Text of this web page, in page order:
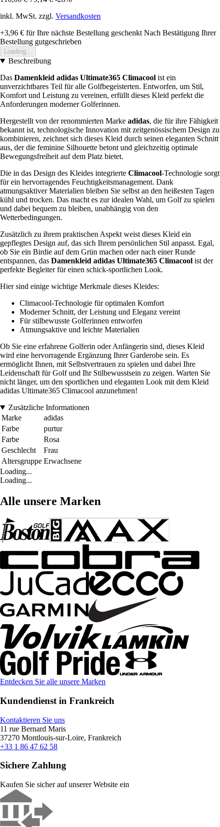
inkl. MwSt. zzgl. Versandkosten
+3,96 € für Ihre nächste Bestellung geschenkt Nach Bestätigung Ihrer
Bestellung gutgeschrieben
Loading...
Beschreibung
Das Damenkleid adidas Ultimate365 Climacool ist ein
unverzichtbares Teil für alle Golfbegeisterten. Entworfen, um Stil,
Komfort und Leistung zu vereinen, erfüllt dieses Kleid perfekt die
Anforderungen moderner Golferinnen.
Hergestellt von der renommierten Marke adidas, die für ihre Fähigkeit
bekannt ist, technologische Innovation mit zeitgenössischem Design zu
kombinieren, zeichnet sich dieses Kleid durch seinen eleganten Schnitt
aus, der die feminine Silhouette betont und gleichzeitig optimale
Bewegungsfreiheit auf dem Platz bietet.
Die in das Design des Kleides integrierte Climacool-Technologie sorgt
für ein hervorragendes Feuchtigkeitsmanagement. Dank
atmungsaktiver Materialien bleiben Sie selbst an den heißesten Tagen
kühl und trocken. Das macht es zur idealen Wahl, um Golf zu spielen
und dabei bequem zu bleiben, unabhängig von den
Wetterbedingungen.
Zusätzlich zu ihrem praktischen Aspekt weist dieses Kleid ein
gepflegtes Design auf, das sich Ihrem persönlichen Stil anpasst. Egal,
ob Sie ein Birdie auf dem Grün machen oder nach einer Runde
entspannen, das Damenkleid adidas Ultimate365 Climacool ist der
perfekte Begleiter für einen schick-sportlichen Look.
Hier sind einige wichtige Merkmale dieses Kleides:
Climacool-Technologie für optimalen Komfort
Moderner Schnitt, der Leistung und Eleganz vereint
Für stilbewusste Golferinnen entworfen
Atmungsaktive und leichte Materialien
Ob Sie eine erfahrene Golferin oder Anfängerin sind, dieses Kleid
wird eine hervorragende Ergänzung Ihrer Garderobe sein. Es
ermöglicht Ihnen, mit Selbstvertrauen zu spielen und dabei Ihre
Leidenschaft für Golf und Ihr Stilbewusstsein zu zeigen. Warten Sie
nicht länger, um den sportlichen und eleganten Look mit dem Kleid
adidas Ultimate365 Climacool anzunehmen!
Zusätzliche Informationen
Marke
adidas
Farbe
purtur
Farbe
Rosa
Geschlecht
Frau
Altersgruppe Erwachsene
Loading...
Loading...
Alle unsere Marken
Entdecken Sie alle unsere Marken
Kundendienst in Frankreich
Kontaktieren Sie uns
11 rue Bernard Maris
37270 Montlouis-sur-Loire, Frankreich
+33 1 86 47 62 58
Sichere Zahlung
Kaufen Sie sicher auf unserer Website ein